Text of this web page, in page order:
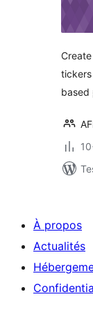
based
À propos
Actualités